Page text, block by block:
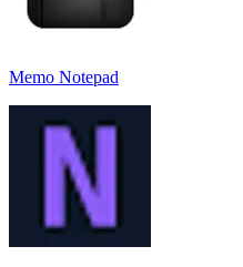
Memo Notepad